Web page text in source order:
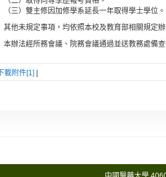
（三）雙主修因加修學系延長一年取得學士學位。
其他未規定事項，均依照本校及教育部相關規定辦
本辦法經所務會議、院務會議通過並送教務處備
下載附件[1]